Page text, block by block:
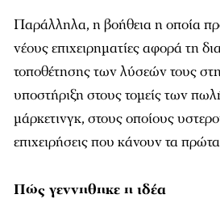
Παράλληλα, η βοήθεια η οποία
νέους επιχειρηµατίες αφορά τη
τοποθέτησης των λύσεών τους
υποστήριξη στους τοµείς των
µάρκετινγκ, στους οποίους
επιχειρήσεις που κάνουν τα
Πώς γεννηθηκε η ιδέα